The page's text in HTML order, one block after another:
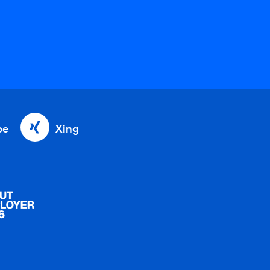
Xing